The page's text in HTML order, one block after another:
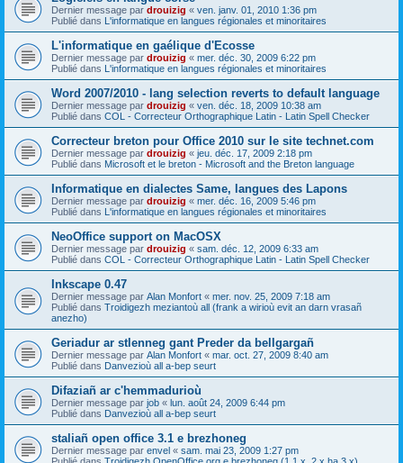
Dernier message par drouizig « ven. janv. 01, 2010 1:36 pm
Publié dans L'informatique en langues régionales et minoritaires
L'informatique en gaélique d'Ecosse
Dernier message par drouizig « mer. déc. 30, 2009 6:22 pm
Publié dans L'informatique en langues régionales et minoritaires
Word 2007/2010 - lang selection reverts to default language
Dernier message par drouizig « ven. déc. 18, 2009 10:38 am
Publié dans COL - Correcteur Orthographique Latin - Latin Spell Checker
Correcteur breton pour Office 2010 sur le site technet.com
Dernier message par drouizig « jeu. déc. 17, 2009 2:18 pm
Publié dans Microsoft et le breton - Microsoft and the Breton language
Informatique en dialectes Same, langues des Lapons
Dernier message par drouizig « mer. déc. 16, 2009 5:46 pm
Publié dans L'informatique en langues régionales et minoritaires
NeoOffice support on MacOSX
Dernier message par drouizig « sam. déc. 12, 2009 6:33 am
Publié dans COL - Correcteur Orthographique Latin - Latin Spell Checker
Inkscape 0.47
Dernier message par Alan Monfort « mer. nov. 25, 2009 7:18 am
Publié dans Troidigezh meziantoù all (frank a wirioù evit an darn vrasañ
anezho)
Geriadur ar stlenneg gant Preder da bellgargañ
Dernier message par Alan Monfort « mar. oct. 27, 2009 8:40 am
Publié dans Danvezioù all a-bep seurt
Difaziañ ar c'hemmadurioù
Dernier message par job « lun. août 24, 2009 6:44 pm
Publié dans Danvezioù all a-bep seurt
staliañ open office 3.1 e brezhoneg
Dernier message par envel « sam. mai 23, 2009 1:27 pm
Publié dans Troidigezh OpenOffice.org e brezhoneg (1.1.x, 2.x ha 3.x)